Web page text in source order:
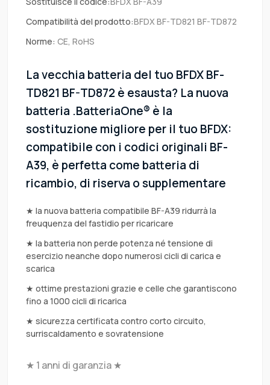
Compatibilità del prodotto:BFDX BF-TD821 BF-TD872
Norme: CE, RoHS
La vecchia batteria del tuo BFDX BF-
TD821 BF-TD872 è esausta? La nuova
batteria .BatteriaOne® è la
sostituzione migliore per il tuo BFDX:
compatibile con i codici originali BF-
A39, è perfetta come batteria di
ricambio, di riserva o supplementare
★ la nuova batteria compatibile BF-A39 ridurrà la
freuquenza del fastidio per ricaricare
★ la batteria non perde potenza né tensione di
esercizio neanche dopo numerosi cicli di carica e
scarica
★ ottime prestazioni grazie e celle che garantiscono
fino a 1000 cicli di ricarica
★ sicurezza certificata contro corto circuito,
surriscaldamento e sovratensione
★ 1 anni di garanzia ★